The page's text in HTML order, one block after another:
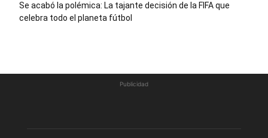
Se acabó la polémica: La tajante decisión de la FIFA que
celebra todo el planeta fútbol
Publicidad